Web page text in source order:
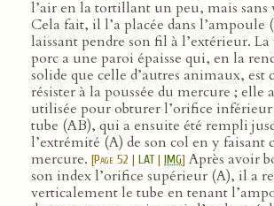
l’air en la tortillant un peu, mais sans
Cela fait, il l’a placée dans l’ampoule
laissant pendre son fil à l’extérieur. La
porc a une paroi épaisse qui, en la
solide que celle d’autres animaux, est
résister à la poussée du mercure ; elle
utilisée pour obturer l’orifice
tube (AB), qui a ensuite été rempli
l’extrémité (A) de son col en y faisant
mercure. [Page 52 | LAT| IMG] Après avoir
son index l’orifice supérieur (A), il a
verticalement le tube en tenant